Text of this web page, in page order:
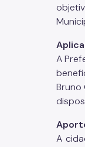
A
Bruno
A